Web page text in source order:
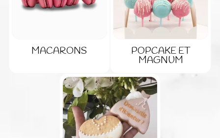
MACARONS POPCAKE ET
MAGNUM